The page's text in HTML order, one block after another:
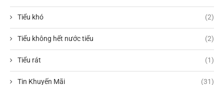
Tiểu khó (2)
Tiểu không hết nước tiểu (2)
Tiểu rát (1)
Tin Khuyến Mãi (31)